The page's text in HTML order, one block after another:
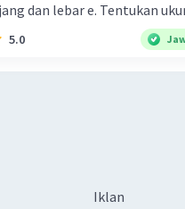
dan lebar e. Tentukan
5.0
Iklan